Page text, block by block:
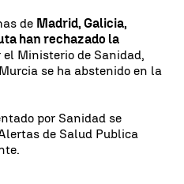
de Madrid, Galicia,
han rechazado la
Ministerio de Sanidad,
se ha abstenido en la
por Sanidad se
de Salud Publica